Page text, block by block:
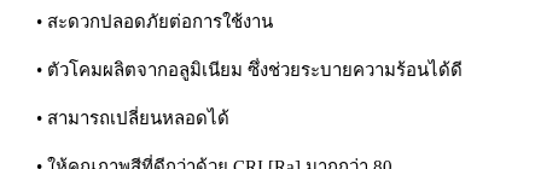
• สะดวกปลอดภัยต่อการใช้งาน
• ตัวโคมผลิตจากอลูมิเนียม ซึ่งช่วยระบายความร้อนได้ดี
• สามารถเปลี่ยนหลอดได้